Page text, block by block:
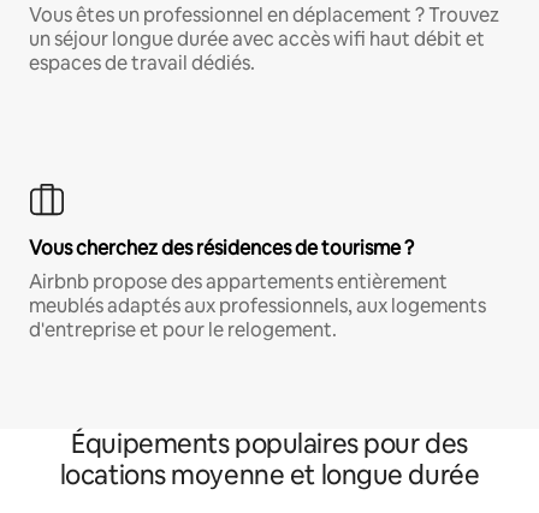
Vous êtes un professionnel en déplacement ? Trouvez
un séjour longue durée avec accès wifi haut débit et
espaces de travail dédiés.
Vous cherchez des résidences de tourisme ?
Airbnb propose des appartements entièrement
meublés adaptés aux professionnels, aux logements
d'entreprise et pour le relogement.
Équipements populaires pour des
locations moyenne et longue durée